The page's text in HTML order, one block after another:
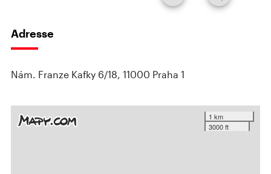
Adresse
Nám. Franze Kafky 6/18, 11000 Praha 1
1 km
3000 ft